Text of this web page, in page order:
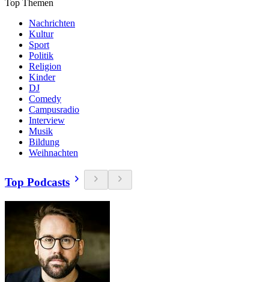
Top Themen
Nachrichten
Kultur
Sport
Politik
Religion
Kinder
DJ
Comedy
Campusradio
Interview
Musik
Bildung
Weihnachten
Top Podcasts